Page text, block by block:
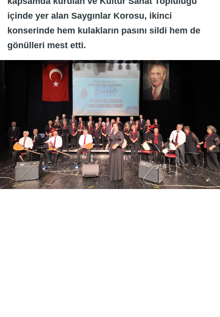
içinde yer alan Saygınlar Korosu, ikinci
konserinde hem kulakların pasını sildi hem de
gönülleri mest etti.